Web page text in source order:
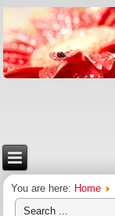
You are here: Home